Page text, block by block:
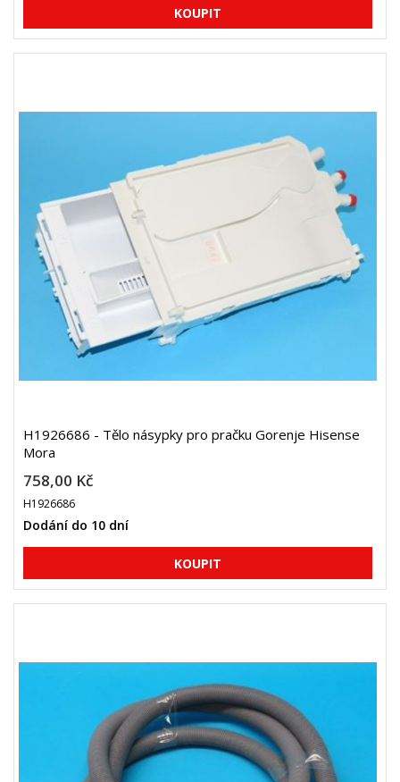
H1926686 - Tělo násypky pro pračku Gorenje Hisense
Mora
758,00 Kč
H1926686
Dodání do 10 dní